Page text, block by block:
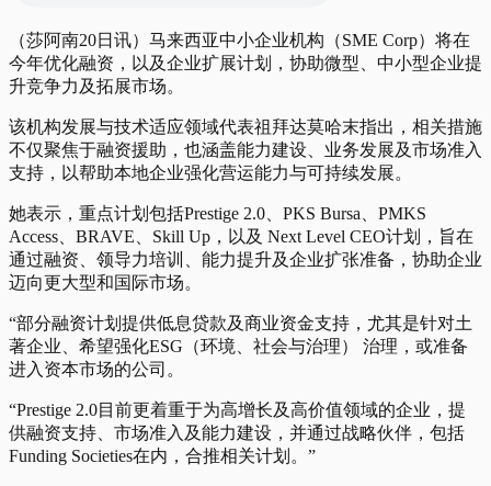
（莎阿南20日讯）马来西亚中小企业机构（SME Corp）将在
今年优化融资，以及企业扩展计划，协助微型、中小型企业提
升竞争力及拓展市场。
该机构发展与技术适应领域代表祖拜达莫哈末指出，相关措施
不仅聚焦于融资援助，也涵盖能力建设、业务发展及市场准入
支持，以帮助本地企业强化营运能力与可持续发展。
她表示，重点计划包括Prestige 2.0、PKS Bursa、PMKS
Access、BRAVE、Skill Up，以及 Next Level CEO计划，旨在
通过融资、领导力培训、能力提升及企业扩张准备，协助企业
迈向更大型和国际市场。
“部分融资计划提供低息贷款及商业资金支持，尤其是针对土
著企业、希望强化ESG（环境、社会与治理） 治理，或准备
进入资本市场的公司。
“Prestige 2.0目前更着重于为高增长及高价值领域的企业，提
供融资支持、市场准入及能力建设，并通过战略伙伴，包括
Funding Societies在内，合推相关计划。”